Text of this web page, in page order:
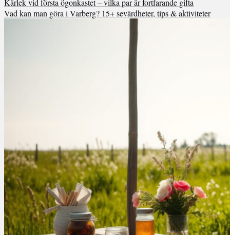
Kärlek vid första ögonkastet – vilka par är fortfarande gifta
Vad kan man göra i Varberg? 15+ sevärdheter, tips & aktiviteter